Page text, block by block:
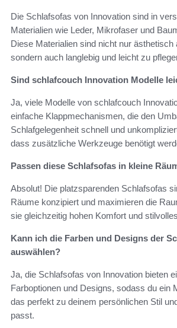
Die Schlafsofas von Innovation sind in
Materialien wie Leder, Mikrofaser und
Diese Materialien sind nicht nur ästhetisch
sondern auch langlebig und leicht zu
Sind schlafcouch Innovation Modelle
Ja, viele Modelle von schlafcouch
einfache Klappmechanismen, die den
Schlafgelegenheit schnell und
dass zusätzliche Werkzeuge benötigt
Passen diese Schlafsofas in kleine
Absolut! Die platzsparenden Schlafsofas
Räume konzipiert und maximieren die
sie gleichzeitig hohen Komfort und
Kann ich die Farben und Designs der
auswählen?
Ja, die Schlafsofas von Innovation bieten
Farboptionen und Designs, sodass du ein
das perfekt zu deinem persönlichen Stil
passt.